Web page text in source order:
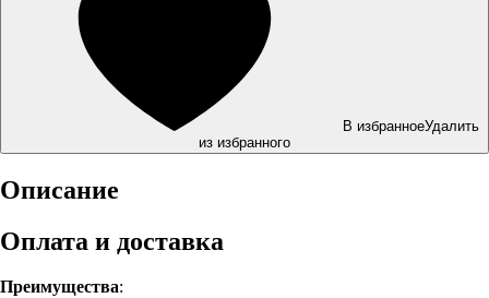
В избранноеУдалить
из избранного
Описание
Оплата и доставка
Преимущества: